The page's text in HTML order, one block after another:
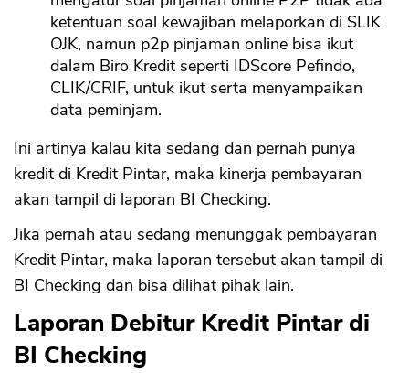
ketentuan soal kewajiban melaporkan di SLIK
OJK, namun p2p pinjaman online bisa ikut
dalam Biro Kredit seperti IDScore Pefindo,
CLIK/CRIF, untuk ikut serta menyampaikan
data peminjam.
Ini artinya kalau kita sedang dan pernah punya
kredit di Kredit Pintar, maka kinerja pembayaran
akan tampil di laporan BI Checking.
Jika pernah atau sedang menunggak pembayaran
Kredit Pintar, maka laporan tersebut akan tampil di
BI Checking dan bisa dilihat pihak lain.
Laporan Debitur Kredit Pintar di
BI Checking